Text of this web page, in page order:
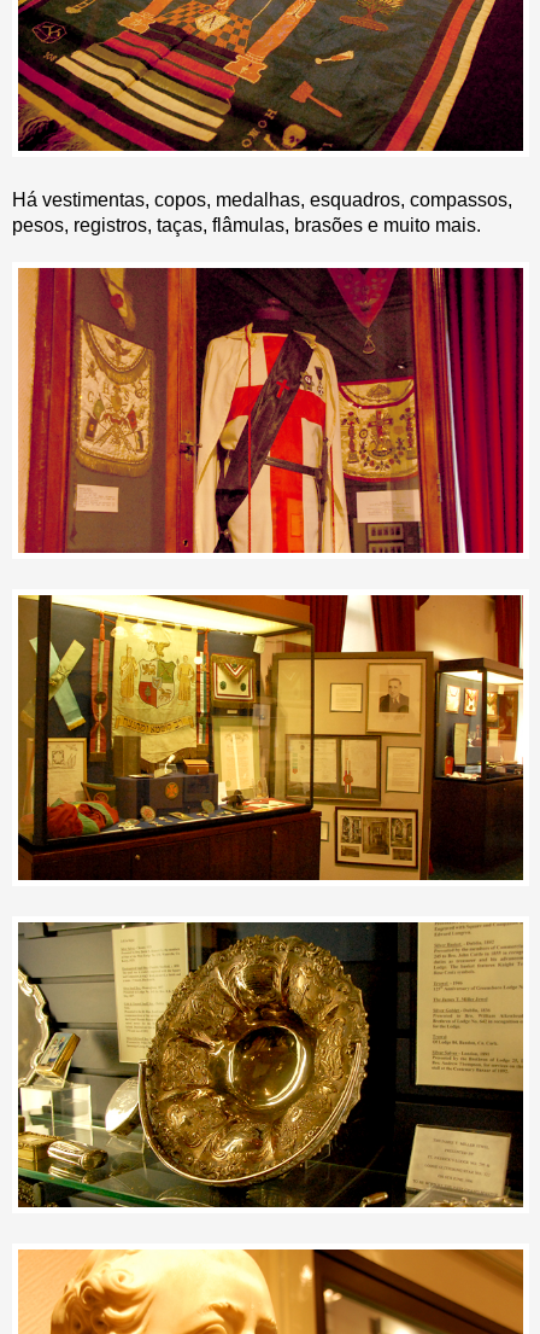
Há vestimentas, copos, medalhas, esquadros, compassos,
pesos, registros, taças, flâmulas, brasões e muito mais.